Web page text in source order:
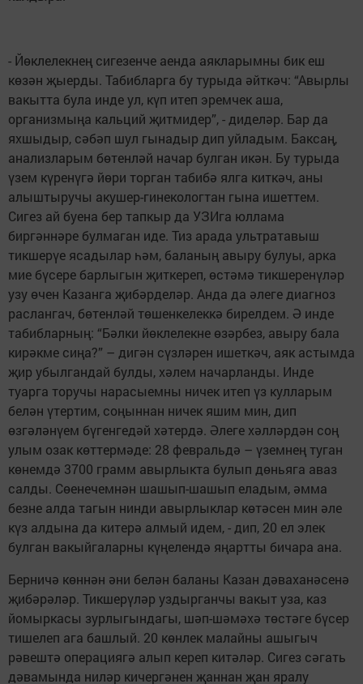
- Йөклелекнең сигезенче аенда аякларымны бик еш
көзән җыерды. Табибларга бу турыда әйткәч: “Авырлы
вакытта була инде ул, күп итеп эремчек аша,
организмыңа кальций җитмидер”, - диделәр. Бар да
яхшыдыр, сәбәп шул гынадыр дип уйладым. Баксаң,
анализларым бөтенләй начар булган икән. Бу турыда
үзем күренүгә йөри торган табибә ялга киткәч, аны
алыштыручы акушер-гинекологтан гына ишеттем.
Сигез ай буена бер тапкыр да УЗИга юллама
биргәннәре булмаган иде. Тиз арада ультратавыш
тикшерүе ясадылар һәм, баланың авыру булуы, арка
мие бүсере барлыгын җиткереп, өстәмә тикшеренүләр
узу өчен Казанга җибәрделәр. Анда да әлеге диагноз
раслангач, бөтенләй төшенкелеккә бирелдем. Ә инде
табибларның: “Бәлки йөклелекне өзәрбез, авыру бала
кирәкме сиңа?” – дигән сүзләрен ишеткәч, аяк астымда
җир убылгандай булды, хәлем начарланды. Инде
туарга торучы нарасыемны ничек итеп үз кулларым
белән үтертим, соңыннан ничек яшим мин, дип
өзгәләнүем бүгенгедәй хәтердә. Әлеге хәлләрдән соң
улым озак көттермәде: 28 февральдә – үземнең туган
көнемдә 3700 грамм авырлыкта булып дөньяга аваз
салды. Сөенечемнән шашып-шашып еладым, әмма
безне алда тагын нинди авырлыклар көтәсен мин әле
күз алдына да китерә алмый идем, - дип, 20 ел элек
булган вакыйгаларны күңелендә яңартты бичара ана.
Берничә көннән әни белән баланы Казан дәваханәсенә
җибәрәләр. Тикшерүләр уздырганчы вакыт уза, каз
йомыркасы зурлыгындагы, шәп-шәмәхә төстәге бүсер
тишелеп ага башлый. 20 көнлек малайны ашыгыч
рәвештә операциягә алып кереп китәләр. Сигез сәгать
дәвамында ниләр кичергәнен җаннан җан яралу